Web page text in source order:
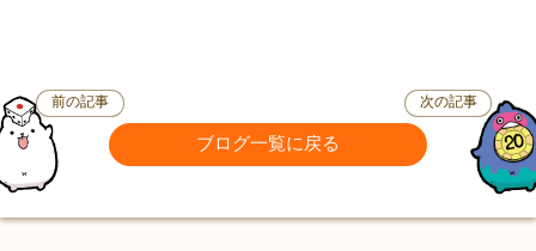
前の記事
ブログ一覧に戻る
次の記事